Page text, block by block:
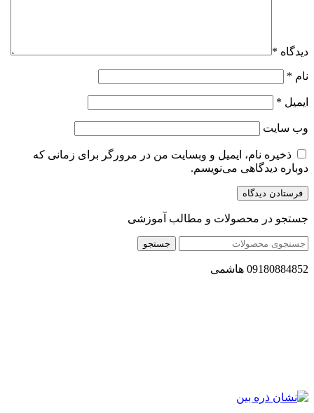
دیدگاه *
نام *
ایمیل *
وب‌ سایت
ذخیره نام، ایمیل و وبسایت من در مرورگر برای زمانی که
دوباره دیدگاهی می‌نویسم.
جستجو در محصولات و مطالب آموزشی
جستجو
09180884852 هاشمی